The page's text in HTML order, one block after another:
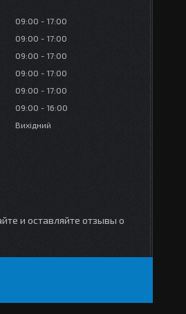
09:00
17:00
09:00
17:00
09:00
17:00
09:00
17:00
09:00
17:00
09:00
16:00
Вихідний
и оставляйте отзывы о